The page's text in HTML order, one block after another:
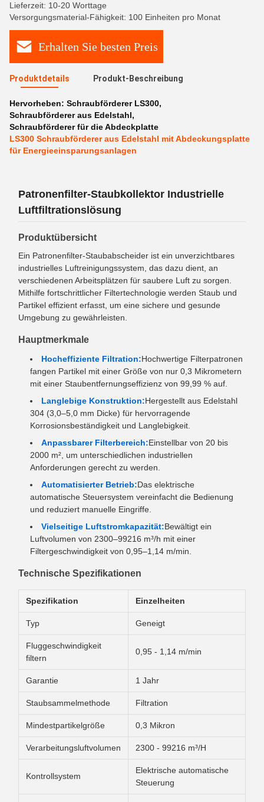
Lieferzeit: 10-20 Worttage
Versorgungsmaterial-Fähigkeit: 100 Einheiten pro Monat
Erhalten Sie besten Preis
Produktdetails Produkt-Beschreibung
Hervorheben: Schraubförderer LS300,
Schraubförderer aus Edelstahl,
Schraubförderer für die Abdeckplatte
LS300 Schraubförderer aus Edelstahl mit Abdeckungsplatte
für Energieeinsparungsanlagen
Patronenfilter-Staubkollektor Industrielle
Luftfiltrationslösung
Produktübersicht
Ein Patronenfilter-Staubabscheider ist ein unverzichtbares
industrielles Luftreinigungssystem, das dazu dient, an
verschiedenen Arbeitsplätzen für saubere Luft zu sorgen.
Mithilfe fortschrittlicher Filtertechnologie werden Staub und
Partikel effizient erfasst, um eine sichere und gesunde
Umgebung zu gewährleisten.
Hauptmerkmale
Hocheffiziente Filtration:Hochwertige Filterpatronen
fangen Partikel mit einer Größe von nur 0,3 Mikrometern
mit einer Staubentfernungseffizienz von 99,99 % auf.
Langlebige Konstruktion:Hergestellt aus Edelstahl
304 (3,0–5,0 mm Dicke) für hervorragende
Korrosionsbeständigkeit und Langlebigkeit.
Anpassbarer Filterbereich:Einstellbar von 20 bis
2000 m², um unterschiedlichen industriellen
Anforderungen gerecht zu werden.
Automatisierter Betrieb:Das elektrische
automatische Steuersystem vereinfacht die Bedienung
und reduziert manuelle Eingriffe.
Vielseitige Luftstromkapazität:Bewältigt ein
Luftvolumen von 2300–99216 m³/h mit einer
Filtergeschwindigkeit von 0,95–1,14 m/min.
Technische Spezifikationen
Spezifikation Einzelheiten
Typ Geneigt
Fluggeschwindigkeit
filtern
0,95 - 1,14 m/min
Garantie 1 Jahr
Staubsammelmethode Filtration
Mindestpartikelgröße 0,3 Mikron
Verarbeitungsluftvolumen 2300 - 99216 m³/H
Kontrollsystem
Elektrische automatische
Steuerung